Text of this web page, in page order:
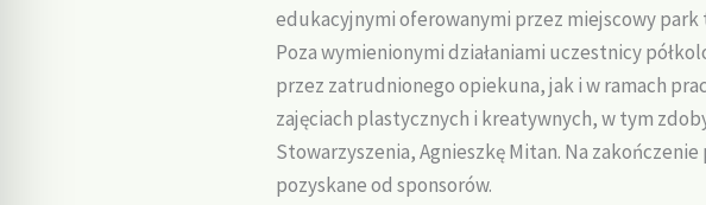
edukacyjnymi oferowanymi przez miejscowy park
Poza wymienionymi działaniami uczestnicy
przez zatrudnionego opiekuna, jak i w ramach
zajęciach plastycznych i kreatywnych, w tym
Stowarzyszenia, Agnieszkę Mitan. Na
pozyskane od sponsorów.